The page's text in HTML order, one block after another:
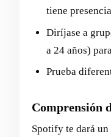
tiene presencia
Diríjase a
a 24 años)
Prueba
Comprensión
Spotify te dará